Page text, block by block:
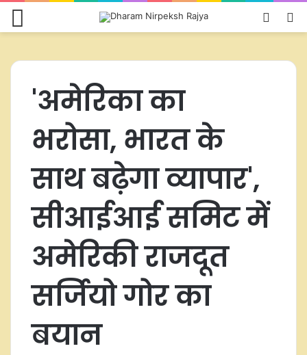
Switch
'अमेरिका का
भरोसा, भारत के
साथ बढ़ेगा व्यापार',
सीआईआई समिट में
अमेर‍िकी राजदूत
सर्जियो गोर का
बयान